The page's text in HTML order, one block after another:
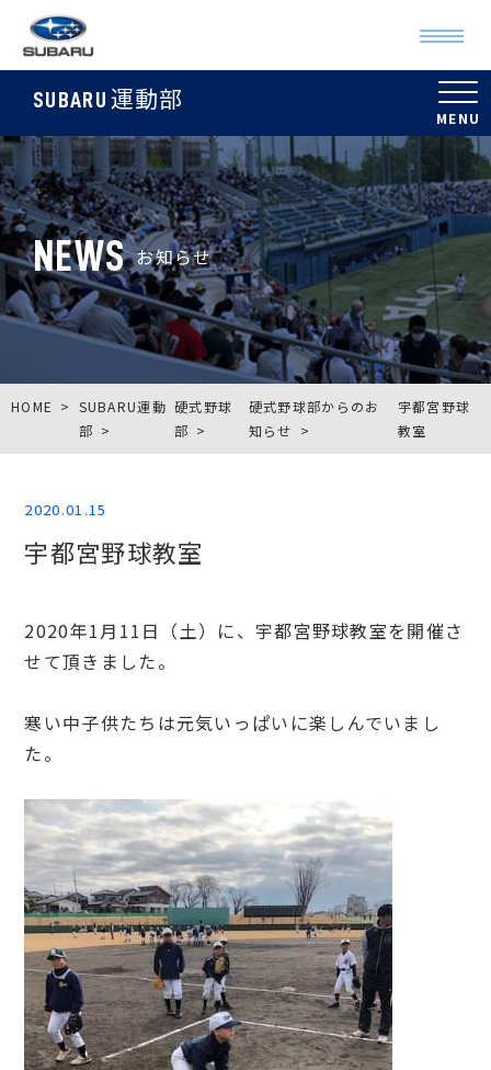
SUBARU 運動部
NEWS お知らせ
HOME
SUBARU運動
部
硬式野球
部
硬式野球部からのお
知らせ
宇都宮野球
教室
2020.01.15
宇都宮野球教室
2020年1月11日（土）に、宇都宮野球教室を開催さ
せて頂きました。
寒い中子供たちは元気いっぱいに楽しんでいまし
た。